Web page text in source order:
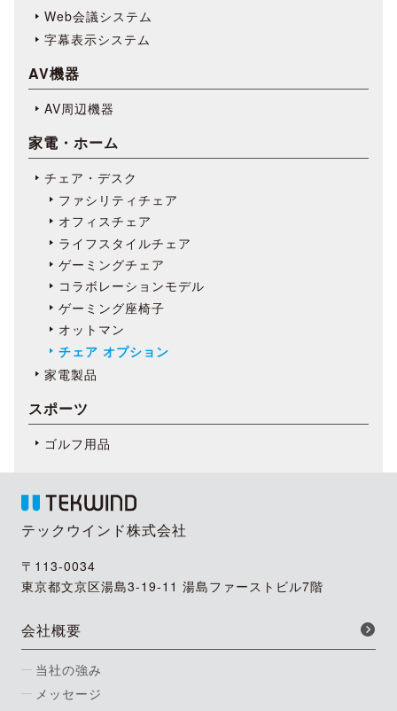
Web会議システム
字幕表⽰システム
AV機器
AV周辺機器
家電・ホーム
チェア・デスク
ファシリティチェア
オフィスチェア
ライフスタイルチェア
ゲーミングチェア
コラボレーションモデル
ゲーミング座椅子
オットマン
チェア オプション
家電製品
スポーツ
ゴルフ用品
テックウインド株式会社
〒113-0034
東京都文京区湯島3-19-11 湯島ファーストビル7階
会社概要
当社の強み
メッセージ